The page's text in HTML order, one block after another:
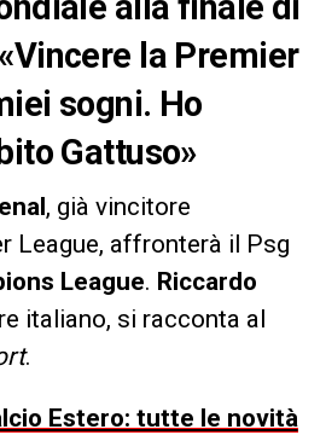
la Premier
sogni. Ho
Gattuso»
, già vincitore
League, affronterà il Psg
League. Riccardo
italiano, si racconta al
.
Estero: tutte le novità